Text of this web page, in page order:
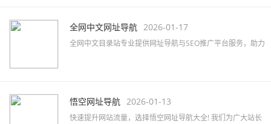
全网中文网址导航 2026-01-17
全网中文目录站专业提供网址导航与SEO推广平台服务，助力
悟空网址导航 2026-01-13
快速提升网站流量，选择悟空网址导航大全! 我们为广大站长